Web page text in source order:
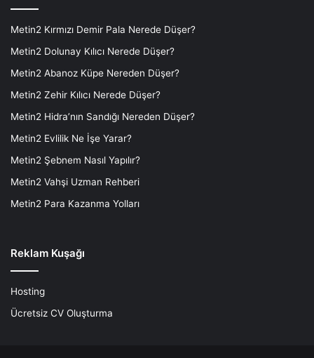
Metin2 Kırmızı Demir Pala Nerede Düşer?
Metin2 Dolunay Kılıcı Nerede Düşer?
Metin2 Abanoz Küpe Nereden Düşer?
Metin2 Zehir Kılıcı Nerede Düşer?
Metin2 Hidra’nın Sandığı Nereden Düşer?
Metin2 Evlilik Ne İşe Yarar?
Metin2 Şebnem Nasıl Yapılır?
Metin2 Vahşi Uzman Rehberi
Metin2 Para Kazanma Yolları
Reklam Kuşağı
Hosting
Ücretsiz CV Oluşturma